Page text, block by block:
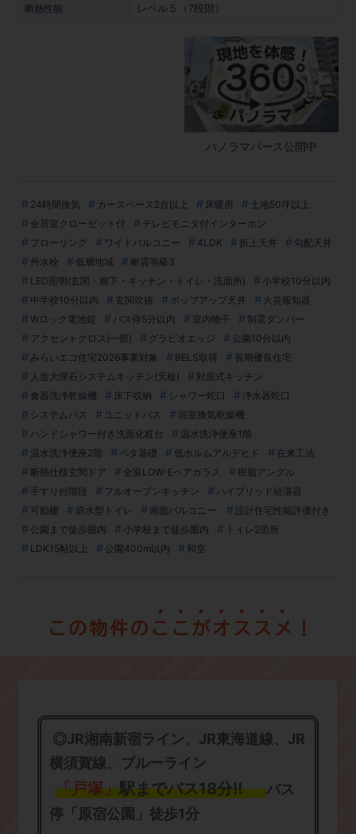
断熱性能 レベル５（7段階）
24時間換気 カースペース2台以上 床暖房
土地50坪以上
全居室クローゼット付
テレビモニタ付インターホン
フローリング
ワイドバルコニー 4LDK 折上天井
勾配天井
外水栓
低層地域
耐震等級3
LED照明(玄関・廊下・キッチン・トイレ・洗面所)
小学校10分以内
中学校10分以内
玄関吹抜 ポップアップ天井
火災報知器
Wロック電池錠
バス停5分以内 室内物干
制震ダンパー
アクセントクロス(一部)
グラビオエッジ
公園10分以内
みらいエコ住宅2026事業対象
BELS取得
長期優良住宅
人造大理石システムキッチン(天板)
対面式キッチン
食器洗浄乾燥機
床下収納 シャワー蛇口
浄水器蛇口
システムバス
ユニットバス
浴室換気乾燥機
ハンドシャワー付き洗面化粧台
温水洗浄便座1階
温水洗浄便座2階
ベタ基礎 低ホルムアルデヒド
在来工法
断熱仕様玄関ドア
全室LOW-Eペアガラス
樹脂アングル
手すり付階段
フルオープンキッチン
ハイブリッド給湯器
可動棚
節水型トイレ 南面バルコニー
設計住宅性能評価付き
公園まで徒歩圏内
小学校まで徒歩圏内
トイレ2箇所
LDK15帖以上
公園400m以内 和室
パノラマパース公開中
◎JR湘南新宿ライン、JR東海道線、JR
横須賀線、ブルーライン
「戸塚」駅までバス18分!!バス
停「原宿公園 」徒歩1分